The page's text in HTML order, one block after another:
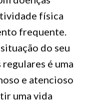
física
frequente.
do seu
é uma
e atencioso
uma vida